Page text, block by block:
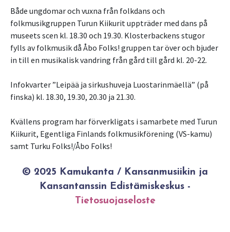
Både ungdomar och vuxna från folkdans och
folkmusikgruppen Turun Kiikurit uppträder med dans på
museets scen kl. 18.30 och 19.30. Klosterbackens stugor
fylls av folkmusik då Åbo Folks! gruppen tar över och bjuder
in till en musikalisk vandring från gård till gård kl. 20-22.
Infokvarter ”Leipää ja sirkushuveja Luostarinmäellä” (på
finska) kl. 18.30, 19.30, 20.30 ja 21.30.
Kvällens program har förverkligats i samarbete med Turun
Kiikurit, Egentliga Finlands folkmusikförening (VS-kamu)
samt Turku Folks!/Åbo Folks!
© 2025 Kamukanta / Kansanmusiikin ja
Kansantanssin Edistämiskeskus -
Tietosuojaseloste